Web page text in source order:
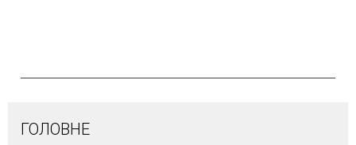
ГОЛОВНЕ